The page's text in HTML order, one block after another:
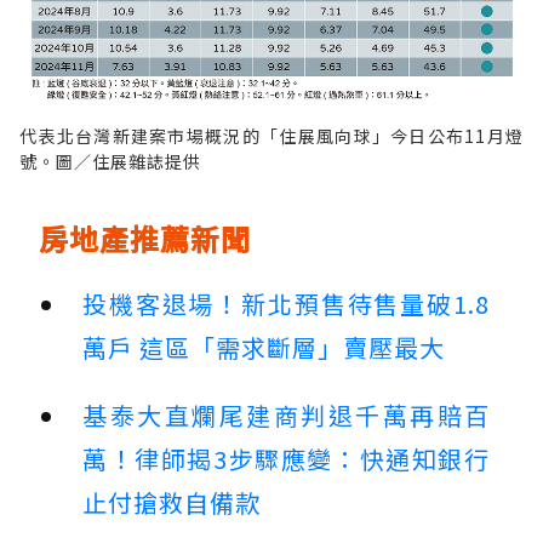
代表北台灣新建案市場概況的「住展風向球」今日公布11月燈
號。圖／住展雜誌提供
房地產推薦新聞
投機客退場！新北預售待售量破1.8
萬戶 這區「需求斷層」賣壓最大
基泰大直爛尾建商判退千萬再賠百
萬！律師揭3步驟應變：快通知銀行
止付搶救自備款